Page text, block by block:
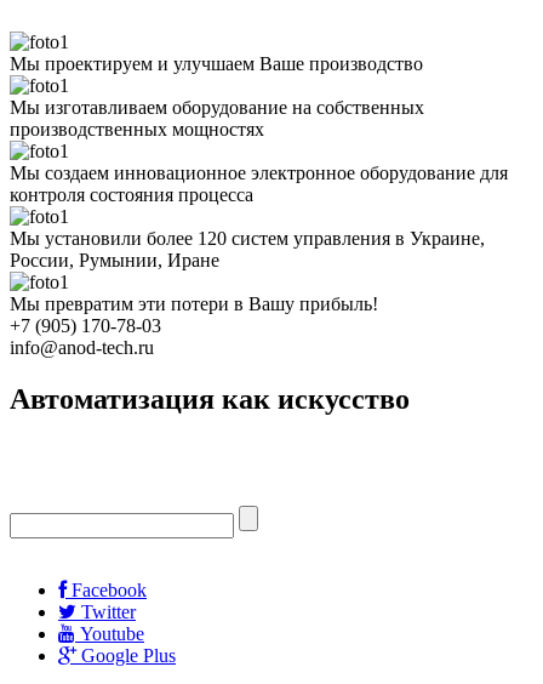
Мы проектируем и улучшаем Ваше производство
Мы изготавливаем оборудование на собственных
производственных мощностях
Мы создаем инновационное электронное оборудование для
контроля состояния процесса
Мы установили более 120 систем управления в Украине,
России, Румынии, Иране
Мы превратим эти потери в Вашу прибыль!
+7 (905) 170-78-03
info@anod-tech.ru
Автоматизация как искусство
Facebook
Twitter
Youtube
Google Plus